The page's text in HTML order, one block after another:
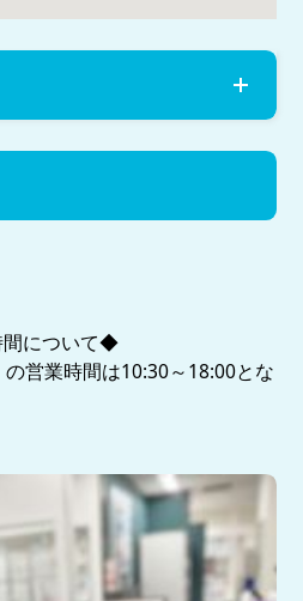
について◆
営業時間は10:30～18:00とな